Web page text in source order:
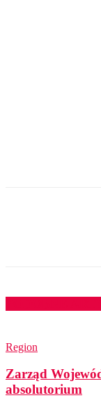
Region
Zarząd
absolutorium